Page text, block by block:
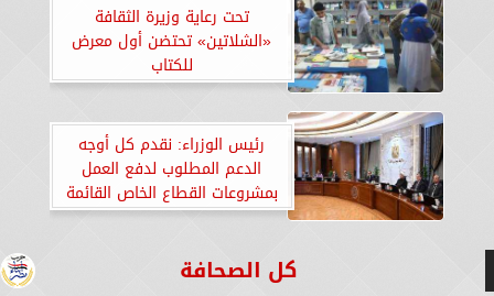
تحت رعاية وزيرة الثقافة
«الشلاتين» تحتضن أول معرض
للكتاب
رئيس الوزراء: نقدم كل أوجه
الدعم المطلوب لدفع العمل
بمشروعات القطاع الخاص القائمة
كل الصحافة